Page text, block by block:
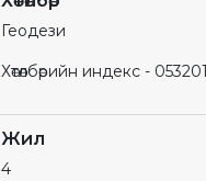
Геодези
Хөтөлбөрийн индекс - 053201
Жил
4